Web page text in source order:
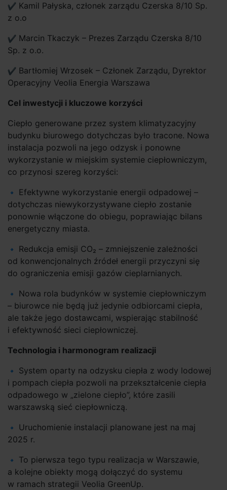
Kamil Pałyska, członek zarządu Czerska 8/10 Sp.
z o.o
Marcin Tkaczyk – Prezes Zarządu Czerska 8/10
Sp. z o.o.
Bartłomiej Wrzosek – Członek Zarządu, Dyrektor
Operacyjny Veolia Energia Warszawa
Cel inwestycji i kluczowe korzyści
Ciepło generowane przez system klimatyzacyjny
budynku biurowego dotychczas było tracone. Nowa
instalacja pozwoli na jego odzysk i ponowne
wykorzystanie w miejskim systemie ciepłowniczym,
co przynosi szereg korzyści:
Efektywne wykorzystanie energii odpadowej –
dotychczas niewykorzystywane ciepło zostanie
ponownie włączone do obiegu, poprawiając bilans
energetyczny miasta.
Redukcja emisji CO₂ – zmniejszenie zależności
od konwencjonalnych źródeł energii przyczyni się
do ograniczenia emisji gazów cieplarnianych.
Nowa rola budynków w systemie ciepłowniczym
– biurowce nie będą już jedynie odbiorcami ciepła,
ale także jego dostawcami, wspierając stabilność
i efektywność sieci ciepłowniczej.
Technologia i harmonogram realizacji
System oparty na odzysku ciepła z wody lodowej
i pompach ciepła pozwoli na przekształcenie ciepła
odpadowego w „zielone ciepło”, które zasili
warszawską sieć ciepłowniczą.
Uruchomienie instalacji planowane jest na maj
2025 r.
To pierwsza tego typu realizacja w Warszawie,
a kolejne obiekty mogą dołączyć do systemu
w ramach strategii Veolia GreenUp.